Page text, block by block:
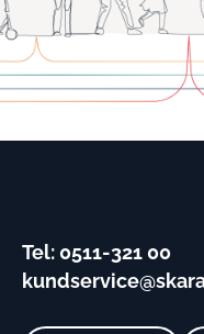
Tel: 0511-321 00